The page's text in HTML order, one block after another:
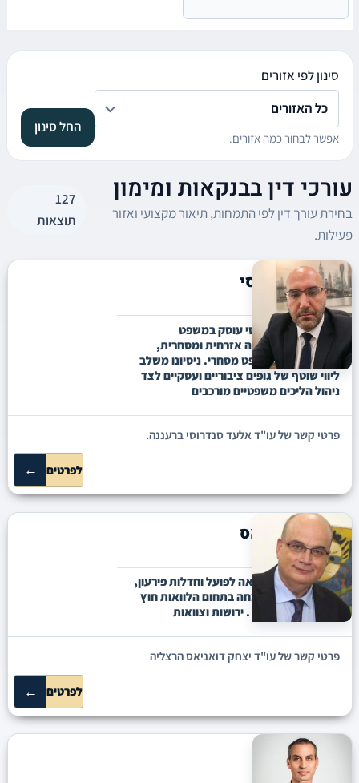
סינון לפי אזורים
כל האזורים
אפשר לבחור כמה אזורים.
החל סינון
עורכי דין בבנקאות ומימון
בחירת עורך דין לפי התמחות, תיאור מקצועי ואזור
פעילות.
127
תוצאות
אלעד סנדרוסי
רעננה
עו"ד אלעד סנדרוסי עוסק במשפט
מוניציפלי, ליטיגציה אזרחית ומסחרית,
חדלות פירעון ומשפט מסחרי. ניסיונו משלב
ליווי שוטף של גופים ציבוריים ועסקיים לצד
ניהול הליכים משפטיים מורכבים
פרטי קשר של עו"ד אלעד סנדרוסי ברעננה.
לפרטים ←
יצחק דואניאס
הרצליה
אזרחי מסחרי, הוצאה לפועל וחדלות פירעון,
תביעות בנקים מומחה בתחום הלוואות חוץ
בנקאיות ובנקאיות . ירושות וצוואות
פרטי קשר של עו"ד יצחק דואניאס הרצליה
לפרטים ←
אבירם סרדס
פריסה ארצית